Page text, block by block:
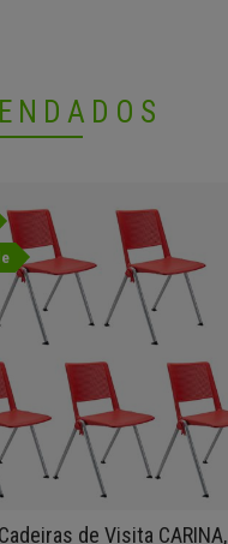
de Visita CARINA,